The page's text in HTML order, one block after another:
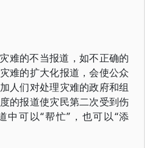
难的不当报道，如不正确的
难的扩大化报道，会使公众
人们对处理灾难的政府和组
的报道使灾民第二次受到伤
中可以“帮忙”，也可以“添